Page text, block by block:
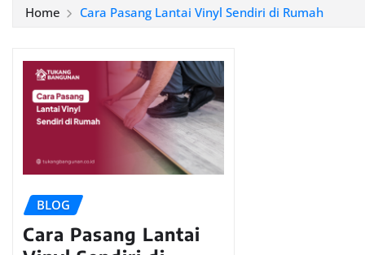
Home Cara Pasang Lantai Vinyl Sendiri di Rumah
BLOG
Cara Pasang Lantai